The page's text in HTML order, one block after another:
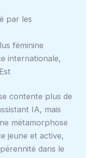
par les
féminine
internationale,
contente plus de
IA, mais
métamorphose
jeune et active,
dans le